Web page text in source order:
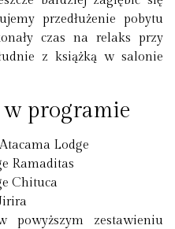
przedłużenie pobytu
czas na relaks przy
z książką w salonie
programie
Lodge
Ramaditas
Chituca
powyższym zestawieniu